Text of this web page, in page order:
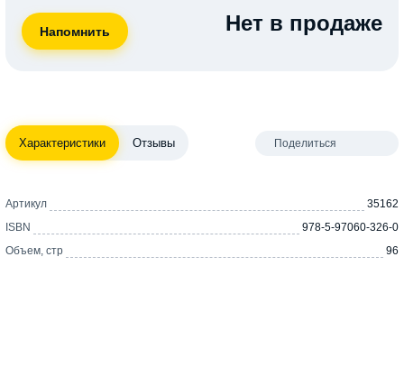
Нет в продаже
Характеристики Отзывы Поделиться
Артикул
35162
ISBN
978-5-97060-326-0
Объем, стр
96